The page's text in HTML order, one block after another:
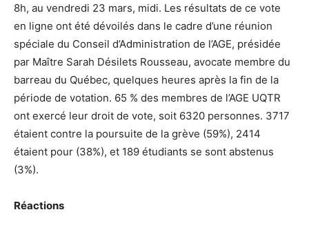
8h, au vendredi 23 mars, midi. Les résultats de ce vote
en ligne ont été dévoilés dans le cadre d’une réunion
spéciale du Conseil d’Administration de l’AGE, présidée
par Maître Sarah Désilets Rousseau, avocate membre du
barreau du Québec, quelques heures après la fin de la
période de votation. 65 % des membres de l’AGE UQTR
ont exercé leur droit de vote, soit 6320 personnes. 3717
étaient contre la poursuite de la grève (59%), 2414
étaient pour (38%), et 189 étudiants se sont abstenus
(3%).
Réactions